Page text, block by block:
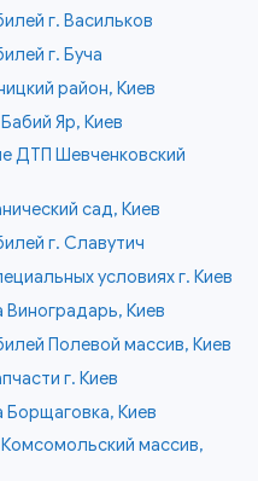
г. Васильков
г. Буча
район, Киев
Яр, Киев
ДТП Шевченковский
сад, Киев
г. Славутич
условиях г. Киев
Виноградарь, Киев
Полевой массив, Киев
г. Киев
Борщаговка, Киев
массив,